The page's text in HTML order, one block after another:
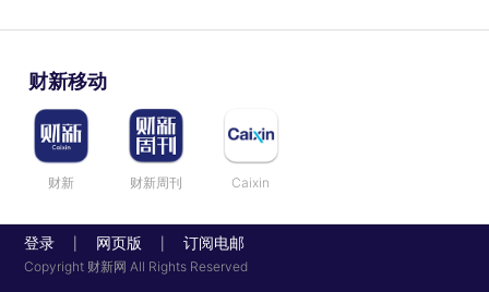
财新移动
财新 财新周刊 Caixin
登录 网页版 订阅电邮
Copyright 财新网 All Rights Reserved